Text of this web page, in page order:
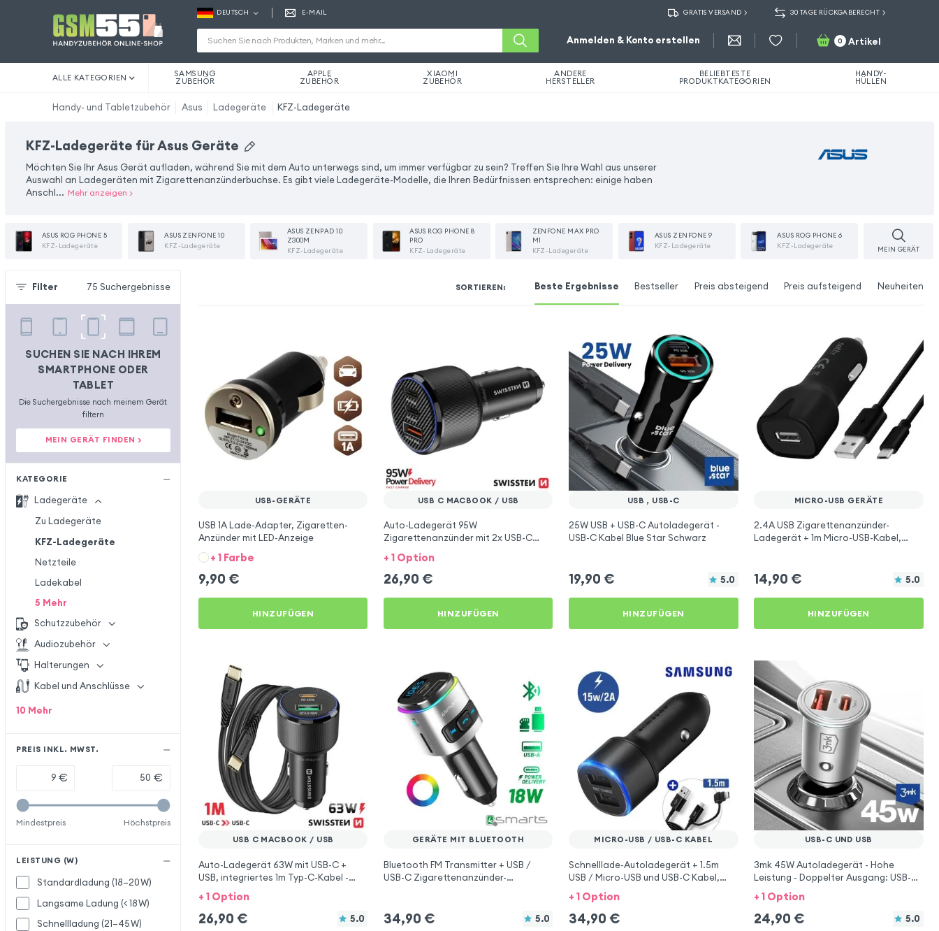
DEUTSCH E-MAIL GRATIS VERSAND 30 TAGE RÜCKGABERECHT
Anmelden & Konto erstellen 0 Artikel
ALLE KATEGORIEN SAMSUNG
ZUBEHÖR
APPLE
ZUBEHÖR
XIAOMI
ZUBEHÖR
ANDERE
HERSTELLER
BELIEBTESTE
PRODUKTKATEGORIEN
HANDY-
HÜLLEN
Handy- und Tabletzubehör Asus Ladegeräte KFZ-Ladegeräte
KFZ-Ladegeräte für Asus Geräte
Möchten Sie Ihr Asus Gerät aufladen, während Sie mit dem Auto unterwegs sind, um immer verfügbar zu sein? Treffen Sie Ihre Wahl aus unserer
Auswahl an Ladegeräten mit Zigarettenanzünderbuchse. Es gibt viele Ladegeräte-Modelle, die Ihren Bedürfnissen entsprechen: einige haben
Anschl... Mehr anzeigen >
ASUS ROG PHONE 5
KFZ-Ladegeräte
ASUS ZENFONE 10
KFZ-Ladegeräte
ASUS ZENPAD 10
Z300M
KFZ-Ladegeräte
ASUS ROG PHONE 8
PRO
KFZ-Ladegeräte
ZENFONE MAX PRO
M1
KFZ-Ladegeräte
ASUS ZENFONE 9
KFZ-Ladegeräte
ASUS ROG PHONE 6
KFZ-Ladegeräte
MEIN GERÄT
Filter 75 Suchergebnisse
SUCHEN SIE NACH IHREM
SMARTPHONE ODER
TABLET
Die Suchergebnisse nach meinem Gerät
filtern
MEIN GERÄT FINDEN >
KATEGORIE
Ladegeräte
Zu Ladegeräte
KFZ-Ladegeräte
Netzteile
Ladekabel
5 Mehr
Schutzzubehör
Audiozubehör
Halterungen
Kabel und Anschlüsse
10 Mehr
PREIS INKL. MWST.
€ €
Mindestpreis Höchstpreis
LEISTUNG (W)
Standardladung (18–20 W)
Langsame Ladung (< 18 W)
Schnellladung (21–45 W)
SORTIEREN: Beste Ergebnisse Bestseller Preis absteigend Preis aufsteigend Neuheiten
USB-GERÄTE
USB 1A Lade-Adapter, Zigaretten-
Anzünder mit LED-Anzeige
+ 1 Farbe
9,90 €
HINZUFÜGEN
USB C MACBOOK / USB
Auto-Ladegerät 95W
Zigarettenanzünder mit 2x USB-C
Power Delivery + USB 3.0 - Swissten
+ 1 Option
26,90 €
HINZUFÜGEN
USB , USB-C
25W USB + USB-C Autoladegerät -
USB-C Kabel Blue Star Schwarz
19,90 € 5.0
HINZUFÜGEN
MICRO-USB GERÄTE
2.4A USB Zigarettenanzünder-
Ladegerät + 1m Micro-USB-Kabel,
14,90 € 5.0
HINZUFÜGEN
USB C MACBOOK / USB
Auto-Ladegerät 63W mit USB-C +
USB, integriertes 1m Typ-C-Kabel -
Swissten
+ 1 Option
26,90 € 5.0
GERÄTE MIT BLUETOOTH
Bluetooth FM Transmitter + USB /
USB-C Zigarettenanzünder-
34,90 € 5.0
MICRO-USB / USB-C KABEL
Schnelllade-Autoladegerät + 1.5m
USB / Micro-USB und USB-C Kabel,
Samsung - Schwarz
+ 1 Option
34,90 €
USB-C UND USB
3mk 45W Autoladegerät - Hohe
Leistung - Doppelter Ausgang: USB-C
+ USB
+ 1 Option
24,90 € 5.0